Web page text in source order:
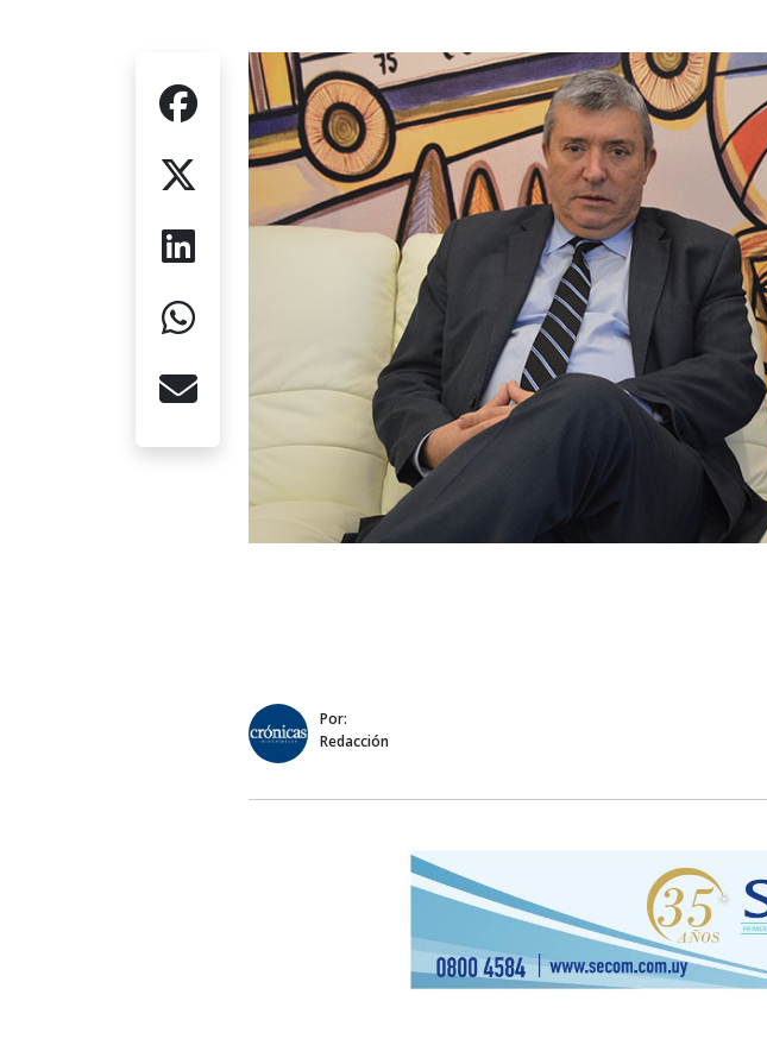
Por:
Redacción